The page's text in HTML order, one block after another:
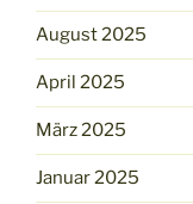
August 2025
April 2025
März 2025
Januar 2025